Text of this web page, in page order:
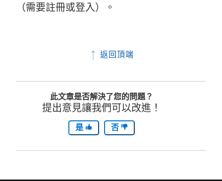
連
視
窗
開
啟
)
（需要註冊或登入）。
返回頂端
此文章是否解決了您的問題？
提出意見讓我們可以改進！
是 否